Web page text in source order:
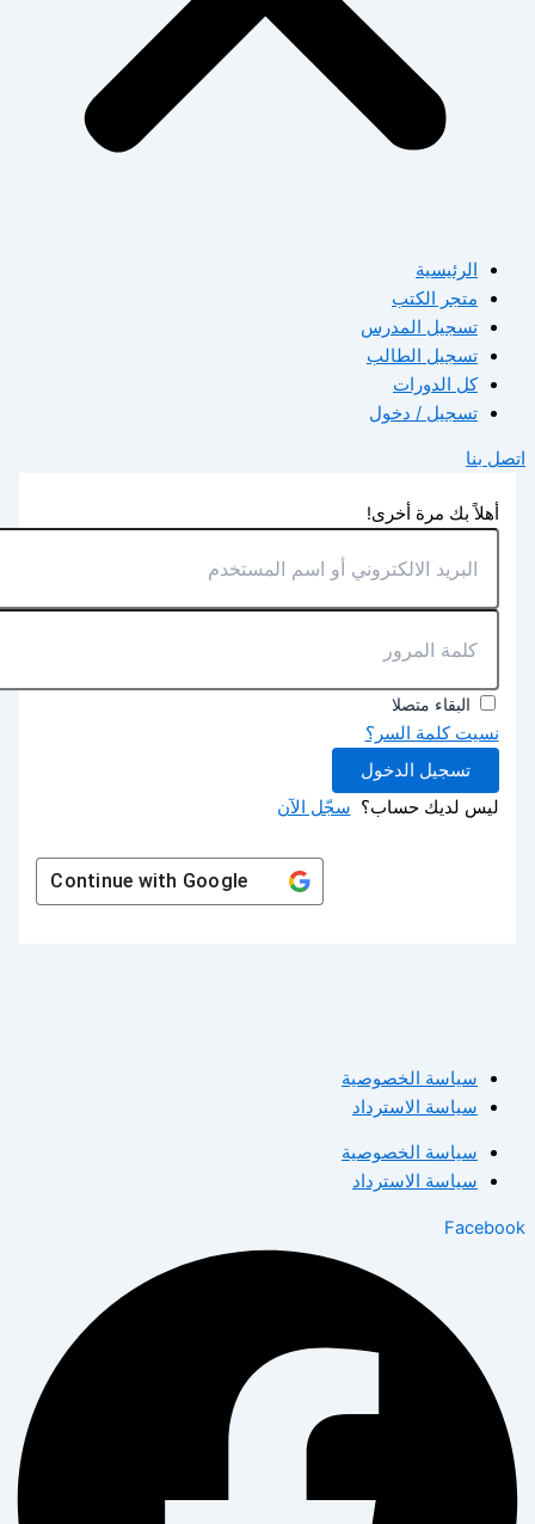
الرئيسية
متجر الكتب
تسجيل المدرس
تسجيل الطالب
كل الدورات
تسجيل / دخول
اتصل بنا
أهلاً بك مرة أخرى!
البقاء متصلا
نسيت كلمة السر؟
تسجيل الدخول
ليس لديك حساب؟ سجّل الآن
Continue withGoogle
سياسة الخصوصية
سياسة الاسترداد
سياسة الخصوصية
سياسة الاسترداد
Facebook